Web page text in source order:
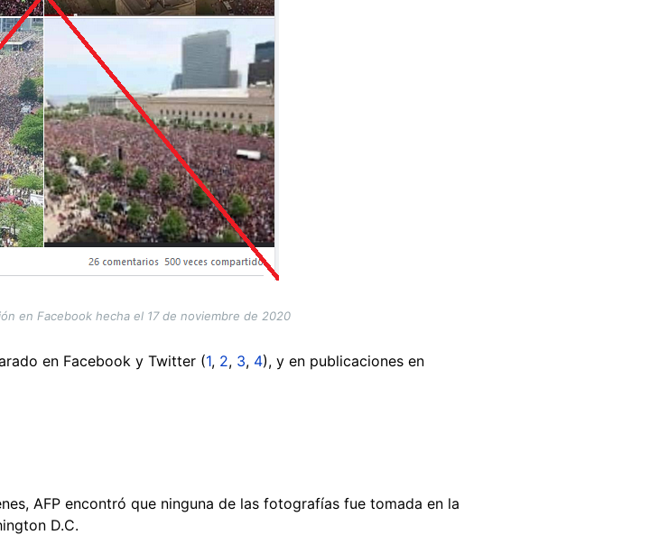
en Facebook hecha el 17 de noviembre de 2020
en Facebook y Twitter (1, 2, 3, 4), y en publicaciones en
AFP encontró que ninguna de las fotografías fue tomada en la
D.C.